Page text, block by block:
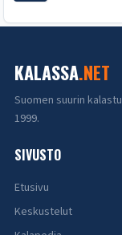
KALASSA.NET
Suomen suurin
1999.
SIVUSTO
Etusivu
Keskustelut